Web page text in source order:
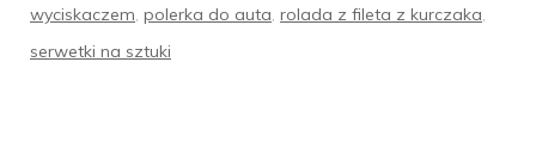
wyciskaczem, polerka do auta, rolada z fileta z kurczaka,
serwetki na sztuki